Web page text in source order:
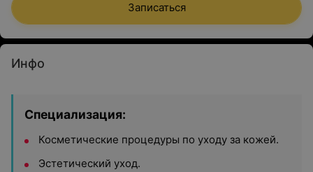
Записаться
Инфо
Специализация:
Косметические процедуры по уходу за кожей.
Эстетический уход.